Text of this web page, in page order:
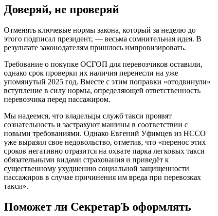
Доверяй, не проверяй
Отменять ключевые нормы закона, который за неделю до
этого подписал президент, — весьма сомнительная идея. В
результате законодателям пришлось импровизировать.
Требование о покупке ОСГОП для перевозчиков оставили,
однако срок проверки их наличия перенесли на уже
упомянутый 2025 год. Вместе с этим поправки «отодвинули»
вступление в силу нормы, определяющей ответственность
перевозчика перед пассажиром.
Мы надеемся, что владельцы служб такси проявят
сознательность и застрахуют машины в соответствии с
новыми требованиями. Однако Евгений Уфимцев из НССО
уже выразил свое недовольство, отметив, что «перенос этих
сроков негативно отразится на охвате парка легковых такси
обязательными видами страхования и приведёт к
существенному ухудшению социальной защищенности
пассажиров в случае причинения им вреда при перевозках
такси».
Поможет ли СекретарЪ оформлять